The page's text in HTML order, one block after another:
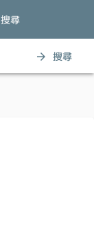
搜尋
arrow_forward 搜尋